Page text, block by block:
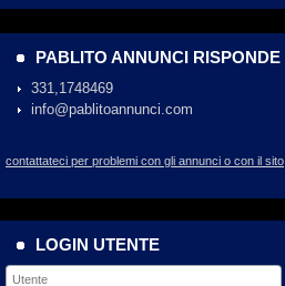
PABLITO ANNUNCI RISPONDE
331,1748469
info@pablitoannunci.com
contattateci per problemi con gli annunci o con il sito
LOGIN UTENTE